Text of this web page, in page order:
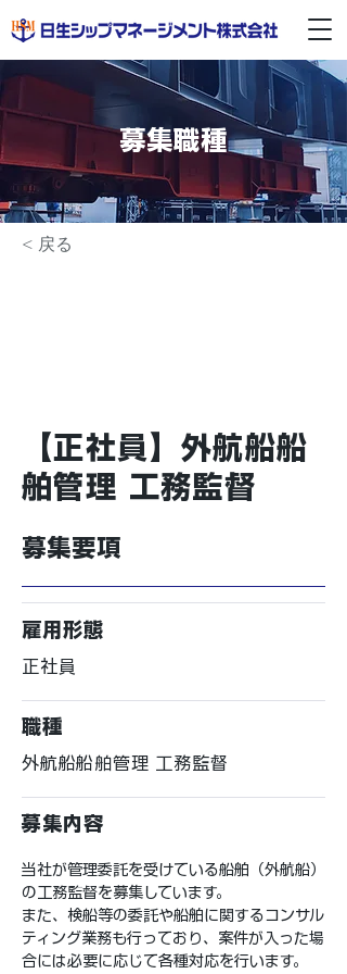
募集職種
【正社員】外航船船
舶管理 工務監督
募集要項
雇用形態
正社員
職種
外航船船舶管理 工務監督
募集内容
当社が管理委託を受けている船舶（外航船）
の工務監督を募集しています。
また、検船等の委託や船舶に関するコンサル
ティング業務も行っており、案件が入った場
合には必要に応じて各種対応を行います。
< 戻る